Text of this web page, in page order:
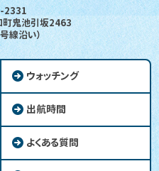
2331
町鬼池引坂2463
線沿い）
ウォッチング
出航時間
よくある質問